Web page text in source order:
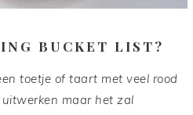
BUCKET LIST?
toetje of taart met veel rood
maar het zal